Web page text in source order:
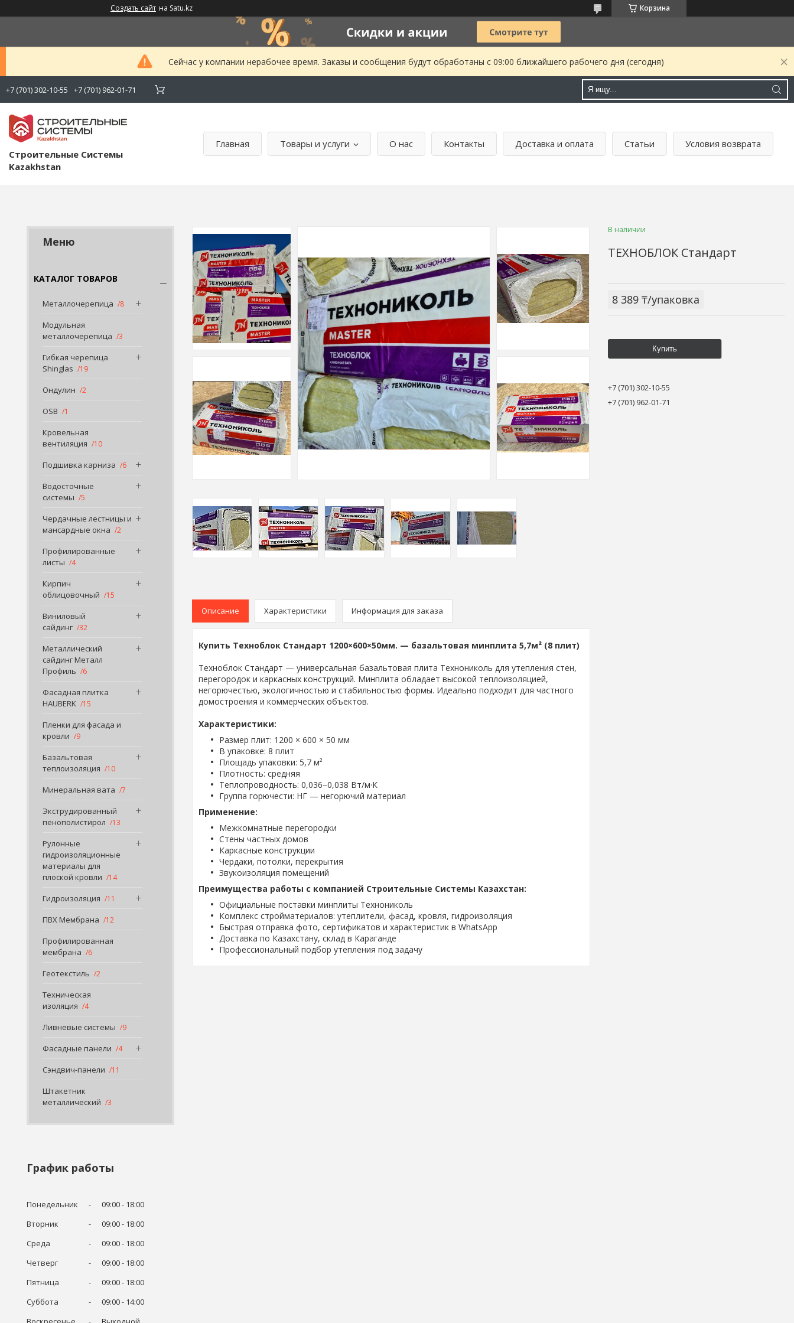
Создать сайт на Satu.kz Корзина
Сейчас у компании нерабочее время. Заказы и сообщения будут обработаны с 09:00 ближайшего рабочего дня (сегодня)
+7 (701) 302-10-55 +7 (701) 962-01-71
Строительные Системы
Kazakhstan
Главная Товары и услуги О нас Контакты Доставка и оплата Статьи Условия возврата
КАТАЛОГ ТОВАРОВ
Металлочерепица 8
Модульная
металлочерепица
3
Гибкая черепица
Shinglas
19
Ондулин 2
OSB 1
Кровельная
вентиляция
10
Подшивка карниза 6
Водосточные
системы
5
Чердачные лестницы и
мансардные окна
2
Профилированные
листы
4
Кирпич
облицовочный
15
Виниловый
сайдинг
32
Металлический
сайдинг Металл
Профиль
6
Фасадная плитка
HAUBERK
15
Пленки для фасада и
кровли
9
Базальтовая
теплоизоляция
10
Минеральная вата 7
Экструдированный
пенополистирол
13
Рулонные
гидроизоляционные
материалы для
плоской кровли
14
Гидроизоляция 11
ПВХ Мембрана 12
Профилированная
мембрана
6
Геотекстиль 2
Техническая
изоляция
4
Ливневые системы 9
Фасадные панели 4
Сэндвич-панели 11
Штакетник
металлический
3
График работы
Понедельник 09:00
18:00
Вторник
09:00
18:00
Среда
09:00
18:00
Четверг
09:00
18:00
Пятница
09:00
18:00
Суббота
09:00
14:00
Описание Характеристики Информация для заказа
Купить Техноблок Стандарт 1200×600×50мм. — базальтовая минплита 5,7м² (8 плит)
Техноблок Стандарт — универсальная базальтовая плита Технониколь для утепления стен,
перегородок и каркасных конструкций. Минплита обладает высокой теплоизоляцией,
негорючестью, экологичностью и стабильностью формы. Идеально подходит для частного
домостроения и коммерческих объектов.
Характеристики:
Размер плит: 1200 × 600 × 50 мм
В упаковке: 8 плит
Площадь упаковки: 5,7 м²
Плотность: средняя
Теплопроводность: 0,036–0,038 Вт/м·К
Группа горючести: НГ — негорючий материал
Применение:
Межкомнатные перегородки
Стены частных домов
Каркасные конструкции
Чердаки, потолки, перекрытия
Звукоизоляция помещений
Преимущества работы с компанией Строительные Системы Казахстан:
Официальные поставки минплиты Технониколь
Комплекс стройматериалов: утеплители, фасад, кровля, гидроизоляция
Быстрая отправка фото, сертификатов и характеристик в WhatsApp
Доставка по Казахстану, склад в Караганде
Профессиональный подбор утепления под задачу
В наличии
ТЕХНОБЛОК Стандарт
8 389 ₸/упаковка
Купить
+7 (701) 302-10-55
+7 (701) 962-01-71